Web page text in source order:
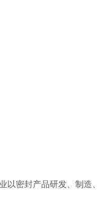
以密封产品研发、制造、